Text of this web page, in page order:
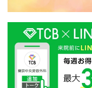
・医療サービスの提
及び研究機関との連
・サービス向上を目
療関連商品に関する
これに付随する諸対
・Cookie等の技術を
関する情報の収集、